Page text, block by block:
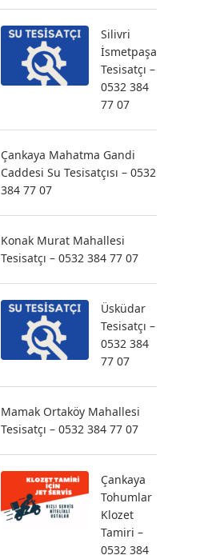
Silivri
İsmetpaşa
Tesisatçı –
0532 384
77 07
Çankaya Mahatma Gandi
Caddesi Su Tesisatçısı – 0532
384 77 07
Konak Murat Mahallesi
Tesisatçı – 0532 384 77 07
Üsküdar
Tesisatçı –
0532 384
77 07
Mamak Ortaköy Mahallesi
Tesisatçı – 0532 384 77 07
Çankaya
Tohumlar
Klozet
Tamiri –
0532 384